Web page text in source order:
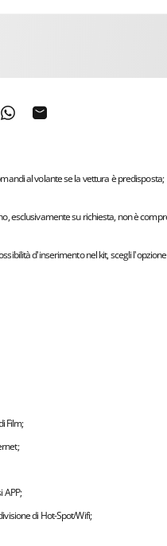
su Telegram
Condividi su WhatsApp
Condivide via e-mail
al volante se la vettura è predisposta;
esclusivamente su richiesta, non è
d'inserimento nel kit, scegli
Film;
APP;
di Hot-Spot/Wifi;